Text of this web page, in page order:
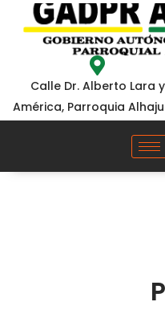
Calle Dr. Alberto Lara y
América, Parroquia